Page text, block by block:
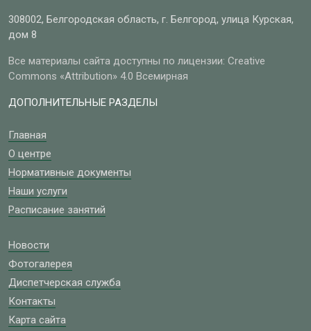
308002, Белгородская область, г. Белгород, улица Курская,
дом 8
Все материалы сайта доступны по лицензии: Creative
Commons «Attribution» 4.0 Всемирная
ДОПОЛНИТЕЛЬНЫЕ РАЗДЕЛЫ
Главная
О центре
Нормативные документы
Наши услуги
Расписание занятий
Новости
Фотогалерея
Диспетчерская служба
Контакты
Карта сайта